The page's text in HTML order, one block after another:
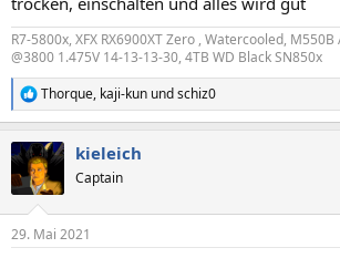
R7-5800x, XFX RX6900XT Zero , Watercooled,
@3800 1.475V 14-13-13-30, 4TB WD Black SN850x
R
e
k
t
i
e
Thorque, kaji-kun undschiz0
kieleich
Captain
29. Mai 2021